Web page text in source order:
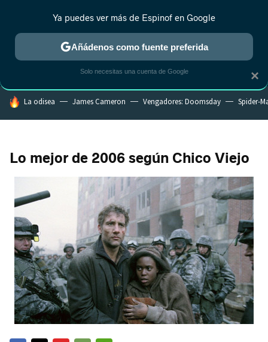
ESTRENOS REALITY ANIME RANKINGS CINE
HOY SE HABLA DE
La odisea James Cameron Vengadores: Doomsday Spider-
Lo mejor de 2006 según Chico Viejo
×
Ya puedes ver más de Espinof en Google
Añádenos como fuente preferida
Solo necesitas una cuenta de Google